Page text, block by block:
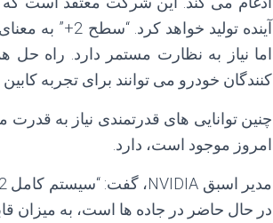
آینده تولید
اما نیاز به نظارت مستمر دارد. راه حل
کنندگان خودرو می توانند برای تجربه
چنین توانایی های قدرتمندی نیاز به
امروز موجود است، دارد.
در حال حاضر در جاده ها است، به میزان